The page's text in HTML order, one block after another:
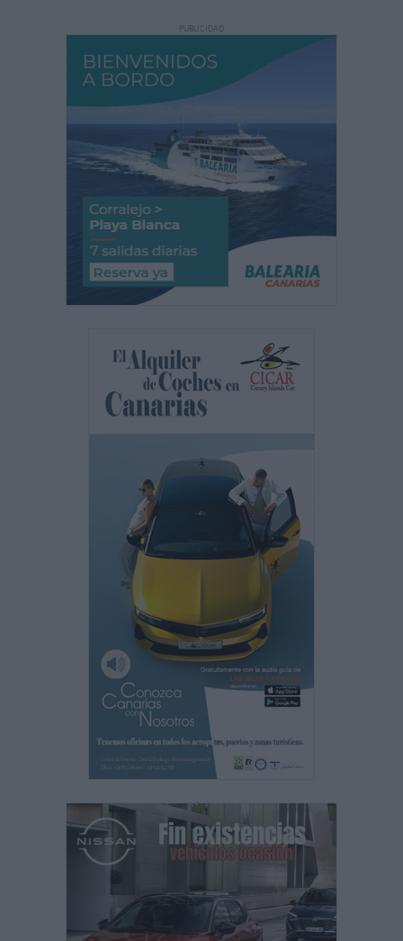
PUBLICIDAD